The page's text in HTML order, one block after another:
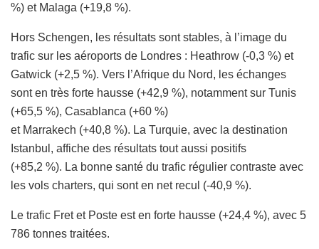
%) et Malaga (+19,8 %).
Hors Schengen, les résultats sont stables, à l’image du
trafic sur les aéroports de Londres : Heathrow (-0,3 %) et
Gatwick (+2,5 %). Vers l’Afrique du Nord, les échanges
sont en très forte hausse (+42,9 %), notamment sur Tunis
(+65,5 %), Casablanca (+60 %)
et Marrakech (+40,8 %). La Turquie, avec la destination
Istanbul, affiche des résultats tout aussi positifs
(+85,2 %). La bonne santé du trafic régulier contraste avec
les vols charters, qui sont en net recul (-40,9 %).
Le trafic Fret et Poste est en forte hausse (+24,4 %), avec 5
786 tonnes traitées.